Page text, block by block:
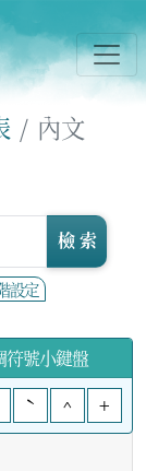
內文
設定
檢 索
符號小鍵盤
ˋ ^ +